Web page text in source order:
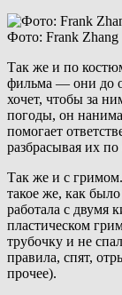
Фото: Frank Zhang
Так же и по
фильма — они до
хочет, чтобы за
погоды, он
помогает
разбрасывая их
Так же и с
такое же, как
работала с двумя
пластическом
трубочку и не
правила, спят,
прочее).